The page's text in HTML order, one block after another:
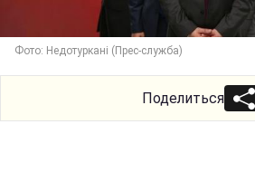
Фото: Недотуркані (Прес-служба)
Поделиться